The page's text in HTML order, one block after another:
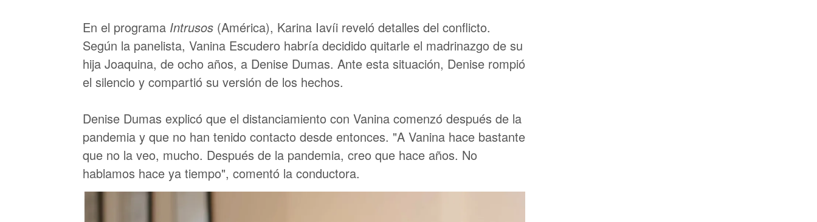
En el programa Intrusos (América), Karina Iavíi reveló detalles del conflicto.
Según la panelista, Vanina Escudero habría decidido quitarle el madrinazgo de su
hija Joaquina, de ocho años, a Denise Dumas. Ante esta situación, Denise rompió
el silencio y compartió su versión de los hechos.
Denise Dumas explicó que el distanciamiento con Vanina comenzó después de la
pandemia y que no han tenido contacto desde entonces. "A Vanina hace bastante
que no la veo, mucho. Después de la pandemia, creo que hace años. No
hablamos hace ya tiempo", comentó la conductora.